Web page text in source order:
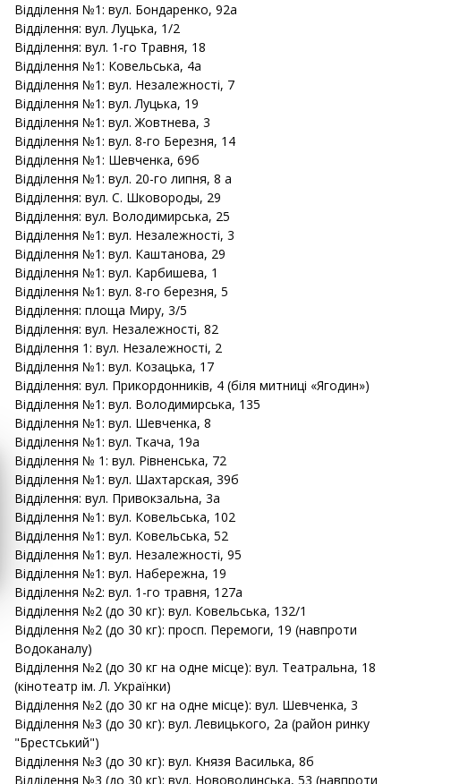
Відділення №1: вул. Бондаренко, 92а
Відділення: вул. Луцька, 1/2
Відділення: вул. 1-го Травня, 18
Відділення №1: Ковельська, 4а
Відділення №1: вул. Незалежності, 7
Відділення №1: вул. Луцька, 19
Відділення №1: вул. Жовтнева, 3
Відділення №1: вул. 8-го Березня, 14
Відділення №1: Шевченка, 69б
Відділення №1: вул. 20-го липня, 8 а
Відділення: вул. С. Шковороды, 29
Відділення: вул. Володимирська, 25
Відділення №1: вул. Незалежності, 3
Відділення №1: вул. Каштанова, 29
Відділення №1: вул. Карбишева, 1
Відділення №1: вул. 8-го березня, 5
Відділення: площа Миру, 3/5
Відділення: вул. Незалежності, 82
Відділення 1: вул. Незалежності, 2
Відділення №1: вул. Козацька, 17
Відділення: вул. Прикордонників, 4 (біля митниці «Ягодин»)
Відділення №1: вул. Володимирська, 135
Відділення №1: вул. Шевченка, 8
Відділення №1: вул. Ткача, 19а
Відділення № 1: вул. Рівненська, 72
Відділення №1: вул. Шахтарская, 39б
Відділення: вул. Привокзальна, 3а
Відділення №1: вул. Ковельська, 102
Відділення №1: вул. Ковельська, 52
Відділення №1: вул. Незалежності, 95
Відділення №1: вул. Набережна, 19
Відділення №2: вул. 1-го травня, 127а
Відділення №2 (до 30 кг): вул. Ковельська, 132/1
Відділення №2 (до 30 кг): просп. Перемоги, 19 (навпроти
Водоканалу)
Відділення №2 (до 30 кг на одне місце): вул. Театральна, 18
(кінотеатр ім. Л. Українки)
Відділення №2 (до 30 кг на одне місце): вул. Шевченка, 3
Відділення №3 (до 30 кг): вул. Левицького, 2а (район ринку
"Брестський")
Відділення №3 (до 30 кг): вул. Князя Василька, 8б
Відділення №3 (до 30 кг): вул. Нововолинська, 53 (навпроти